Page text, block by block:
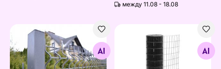
между 11.08 - 18.08
Заборная панель 3D ZN, 5 mm
Найдите похожие
Садовая сетка Strong,
Найдите похожие